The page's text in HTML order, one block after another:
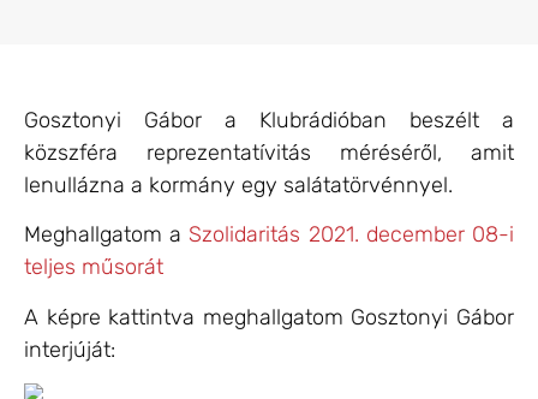
Gosztonyi Gábor a Klubrádióban beszélt a
közszféra reprezentatívitás méréséről, amit
lenullázna a kormány egy salátatörvénnyel.
Meghallgatom a Szolidaritás 2021. december 08-i
teljes műsorát
A képre kattintva meghallgatom Gosztonyi Gábor
interjúját: